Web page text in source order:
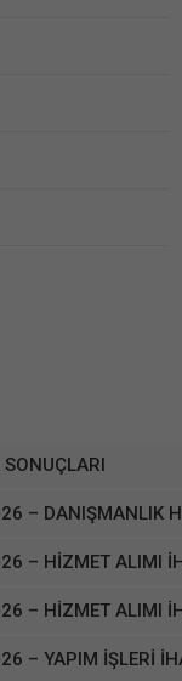
– DANIŞMANLIK
– HİZMET ALIMI
– HİZMET ALIMI
– YAPIM İŞLERİ